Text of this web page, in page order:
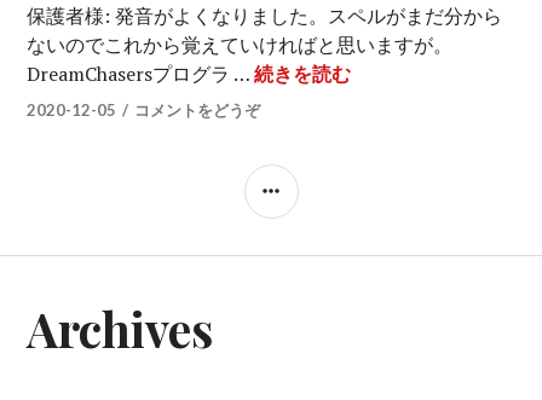
保護者様: 発音がよくなりました。スペルがまだ分から
ないのでこれから覚えていければと思いますが。
DreamChasersプログラ …続きを読むスペルは「覚える」
2020-12-05 コメントをどうぞ
サ
ド
Archives